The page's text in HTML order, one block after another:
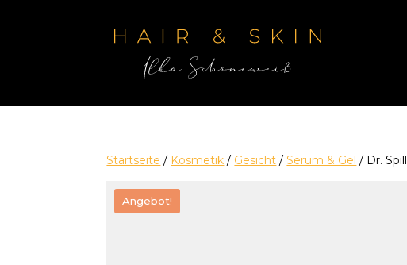
Startseite / Kosmetik / Gesicht /Serum & Gel / Dr.
Angebot!